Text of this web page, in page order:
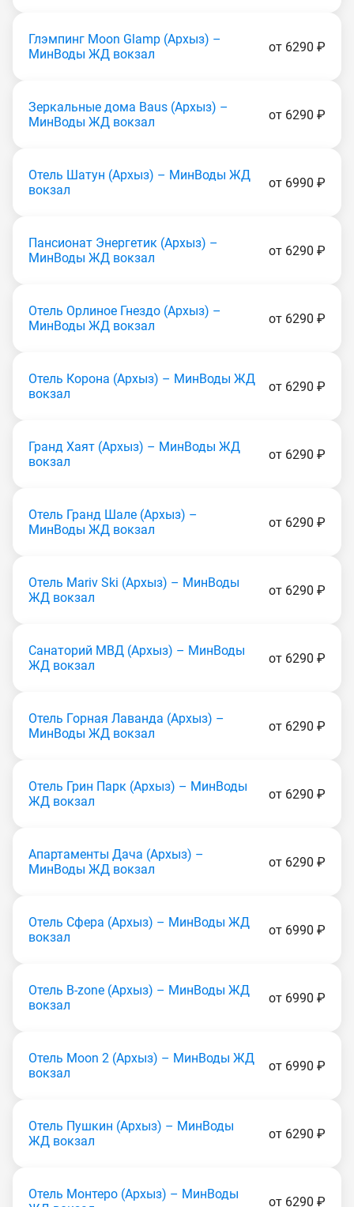
Глэмпинг Moon Glamp (Apxыз) –
МинВоды ЖД вокзал
от 6290 ₽
Зеркальные дома Baus (Apxыз) –
МинВоды ЖД вокзал
от 6290 ₽
Отель Шатун (Apxыз) – МинВоды ЖД
вокзал
от 6990 ₽
Пансионат Энергетик (Apxыз) –
МинВоды ЖД вокзал
от 6290 ₽
Отель Орлиное Гнездо (Apxыз) –
МинВоды ЖД вокзал
от 6290 ₽
Отель Корона (Apxыз) – МинВоды ЖД
вокзал
от 6290 ₽
Гранд Хаят (Apxыз) – МинВоды ЖД
вокзал
от 6290 ₽
Отель Гранд Шале (Apxыз) –
МинВоды ЖД вокзал
от 6290 ₽
Отель Mariv Ski (Apxыз) – МинВоды
ЖД вокзал
от 6290 ₽
Санаторий МВД (Apxыз) – МинВоды
ЖД вокзал
от 6290 ₽
Отель Горная Лаванда (Apxыз) –
МинВоды ЖД вокзал
от 6290 ₽
Отель Грин Парк (Apxыз) – МинВоды
ЖД вокзал
от 6290 ₽
Апартаменты Дача (Apxыз) –
МинВоды ЖД вокзал
от 6290 ₽
Отель Сфера (Apxыз) – МинВоды ЖД
вокзал
от 6990 ₽
Отель B-zone (Apxыз) – МинВоды ЖД
вокзал
от 6990 ₽
Отель Moon 2 (Apxыз) – МинВоды ЖД
вокзал
от 6990 ₽
Отель Пушкин (Apxыз) – МинВоды
ЖД вокзал
от 6290 ₽
Отель Монтеро (Apxыз) – МинВоды
от 6290 ₽